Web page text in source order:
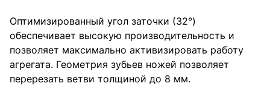
Оптимизированный угол заточки (32°)
обеспечивает высокую производительность и
позволяет максимально активизировать работу
агрегата. Геометрия зубьев ножей позволяет
перерезать ветви толщиной до 8 мм.